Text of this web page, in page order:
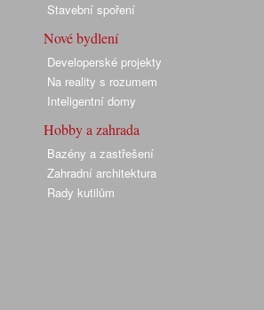
Stavební spoření
Nové bydlení
Developerské projekty
Na reality s rozumem
Inteligentní domy
Hobby a zahrada
Bazény a zastřešení
Zahradní architektura
Rady kutilům